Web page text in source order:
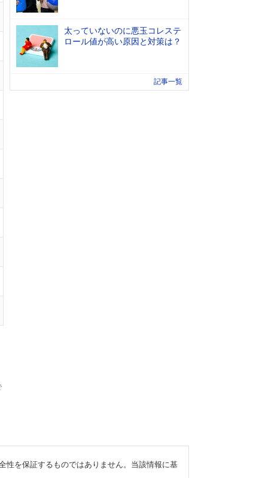
太っていないのに悪玉コレステ
ロール値が高い原因と対策は？
記事一覧
性を保証するものではありません。当該情報に基